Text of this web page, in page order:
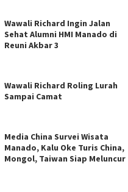
Wawali Richard Ingin Jalan
Sehat Alumni HMI Manado di
Reuni Akbar 3
Wawali Richard Roling Lurah
Sampai Camat
Media China Survei Wisata
Manado, Kalu Oke Turis China,
Mongol, Taiwan Siap Meluncur